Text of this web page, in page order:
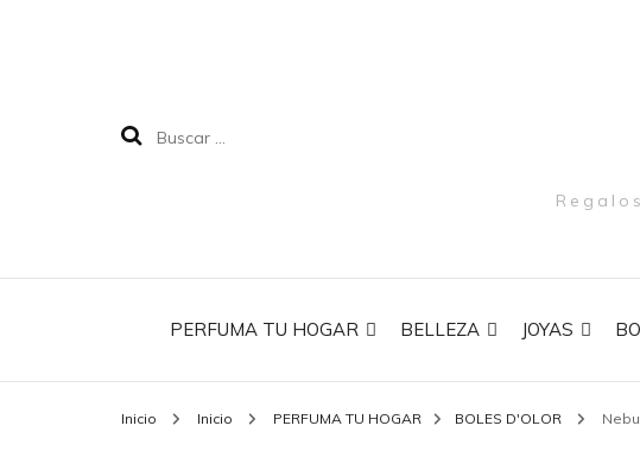
PERFUMA TU HOGAR BELLEZA JOYAS
Inicio Inicio PERFUMA TU HOGAR BOLES D'OLOR